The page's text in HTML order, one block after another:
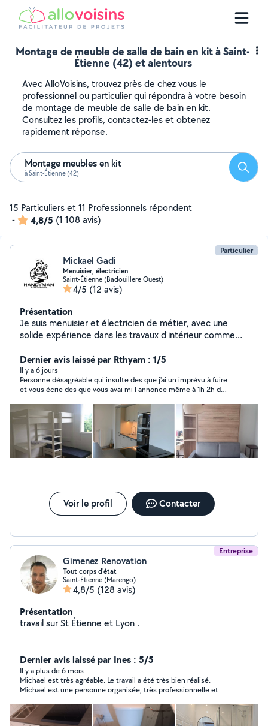
Montage de meuble de salle de bain en kit à Saint-
Étienne (42) et alentours
Avec AlloVoisins, trouvez près de chez vous le
professionnel ou particulier qui répondra à votre besoin
de montage de meuble de salle de bain en kit.
Consultez les profils, contactez-les et obtenez
rapidement réponse.
Montage meubles en kit
à Saint-Étienne (42)
15 Particuliers et 11 Professionnels répondent
-
4,8/5 (1 108 avis)
Particulier
Mickael Gadi
Menuisier, électricien
Saint-Étienne (Badouillere Ouest)
4/5 (12 avis)
Présentation
Je suis menuisier et électricien de métier, avec une
solide expérience dans les travaux d'intérieur comme
véritable homme à tout faire : bricolage, petites
réparations, montage de meubles, dépannage je
m'adapte à vos besoins du quotidien. Je suis aussi calé
en informatique, je peux réparer réinstaller réinitialiser
votre PC ou ordinateur portable et je sais aussi changer
des pièces de n'importe quel iPhone
Dernier avis laissé par Rthyam : 1/5
Il y a 6 jours
Personne désagréable qui insulte des que j'ai un imprévu à fuire
et vous écrie des que vous avai mi l annonce même à 1h 2h du
Voir le profil Contacter
Entreprise
Gimenez Renovation
Tout corps d'état
Saint-Étienne (Marengo)
4,8/5 (128 avis)
Présentation
travail sur St Étienne et Lyon .
Dernier avis laissé par Ines : 5/5
Il y a plus de 6 mois
Michael est très agréable. Le travail a été très bien réalisé.
Michael est une personne organisée, très professionnelle et
avec vous.